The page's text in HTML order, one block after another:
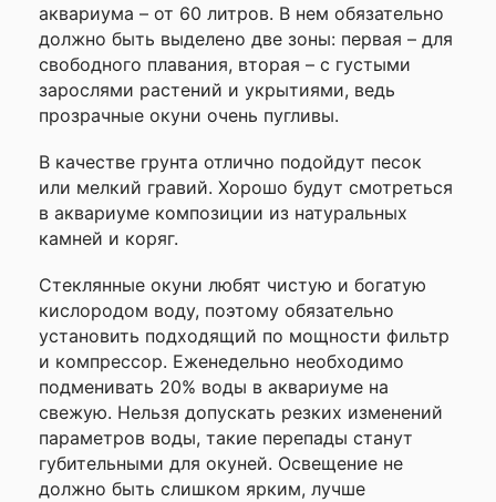
аквариума – от 60 литров. В нем обязательно
должно быть выделено две зоны: первая – для
свободного плавания, вторая – с густыми
зарослями растений и укрытиями, ведь
прозрачные окуни очень пугливы.
В качестве грунта отлично подойдут песок
или мелкий гравий. Хорошо будут смотреться
в аквариуме композиции из натуральных
камней и коряг.
Стеклянные окуни любят чистую и богатую
кислородом воду, поэтому обязательно
установить подходящий по мощности фильтр
и компрессор. Еженедельно необходимо
подменивать 20% воды в аквариуме на
свежую. Нельзя допускать резких изменений
параметров воды, такие перепады станут
губительными для окуней. Освещение не
должно быть слишком ярким, лучше